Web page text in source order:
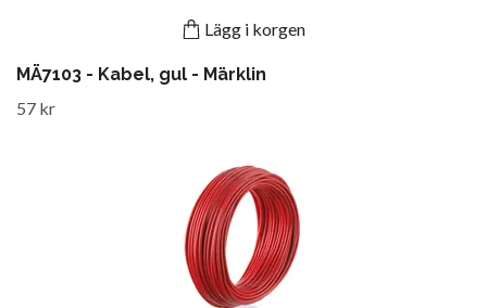
Lägg i korgen
MÄ7103 - Kabel, gul - Märklin
57 kr